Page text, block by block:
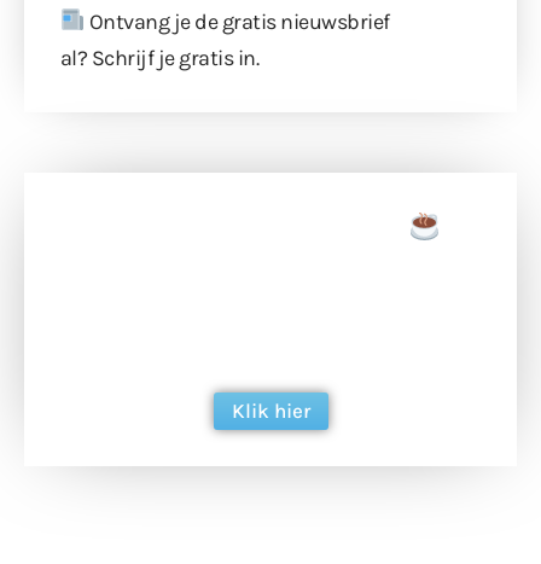
Ontvang je de gratis nieuwsbrief
al? Schrijf je gratis in.
Klik hier